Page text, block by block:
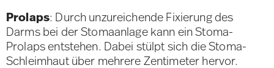
Prolaps: Durch unzureichende Fixierung des
Darms bei der Stomaanlage kann ein Stoma-
Prolaps entstehen. Dabei stülpt sich die Stoma-
Schleimhaut über mehrere Zentimeter hervor.